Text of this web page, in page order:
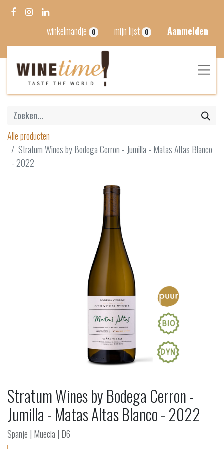
winkelmandje 0 mijn lijst 0 Aanmelden
Alle producten
Stratum Wines by Bodega Cerron - Jumilla - Matas Altas Blanco
- 2022
Stratum Wines by Bodega Cerron -
Jumilla - Matas Altas Blanco - 2022
Spanje | Muecia | D6